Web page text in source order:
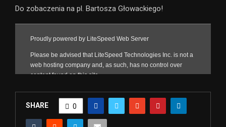
Do zobaczenia na pl. Bartosza Głowackiego!
SHARE 0